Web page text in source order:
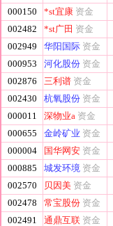
000150
*st宜康 资金
002482
*st广田 资金
002949
华阳国际 资金
000953
河化股份 资金
002876
三利谱 资金
002430
杭氧股份 资金
000011
深物业a 资金
000655
金岭矿业 资金
000004
国华网安 资金
000885
城发环境 资金
002570
贝因美 资金
002478
常宝股份 资金
002491
通鼎互联 资金